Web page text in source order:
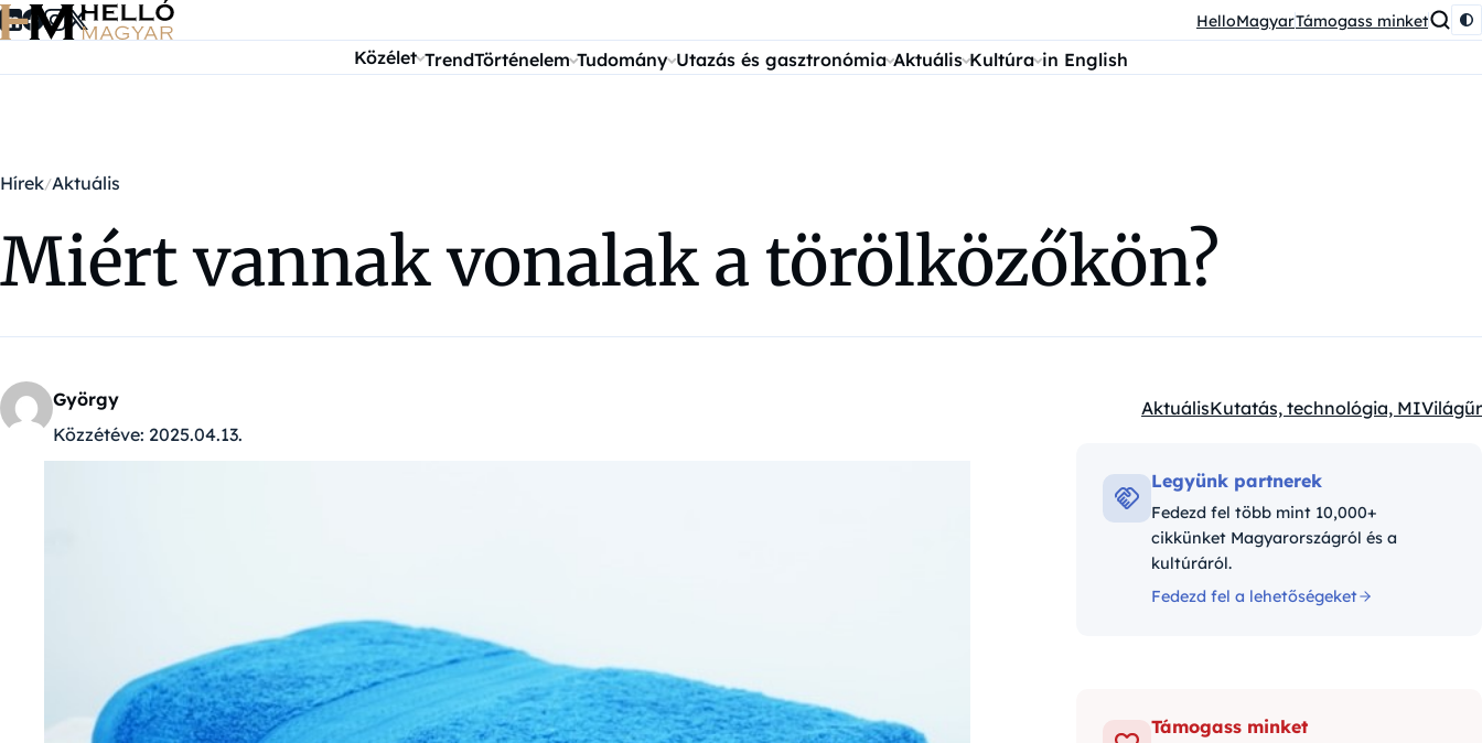
Ugrás a tartalomra HelloMagyarTámogass minket
Közélet TrendTörténelem Tudomány Utazás és gasztronómia Aktuális Kultúra in English
Hírek Aktuális
Miért vannak vonalak a törölközőkön?
György
Közzétéve: 2025.04.13.
Kategóriák:
AktuálisKutatás, technológia, MIVilágűr
Legyünk partnerek
Fedezd fel több mint 10,000+
cikkünket Magyarországról és a
kultúráról.
Fedezd fel a lehetőségeket
Támogass minket